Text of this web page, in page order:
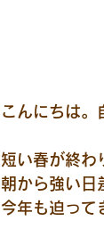
こんにちは。
短い春が終わ
朝から強い日
今年も迫って